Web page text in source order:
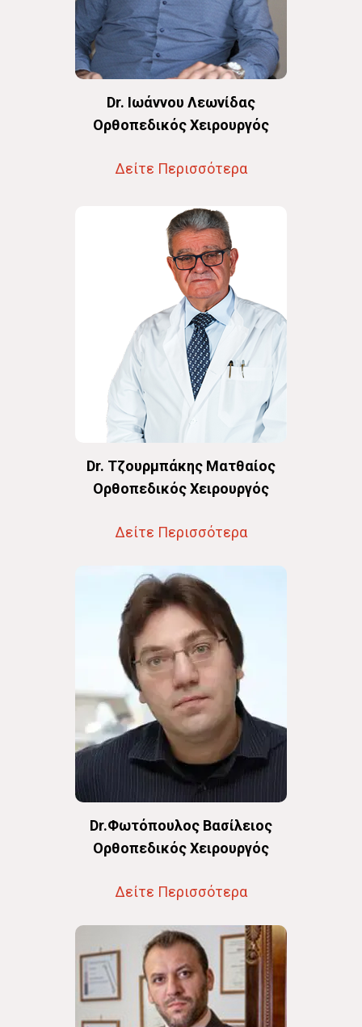
Dr. Ιωάννου Λεωνίδας
Oρθοπεδικός Χειρουργός
Δείτε Περισσότερα
Dr. Τζουρμπάκης Ματθαίος
Oρθοπεδικός Χειρουργός
Δείτε Περισσότερα
Dr.Φωτόπουλος Βασίλειος
Oρθοπεδικός Χειρουργός
Δείτε Περισσότερα